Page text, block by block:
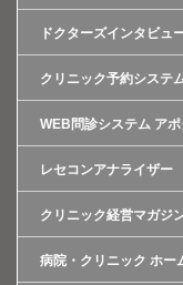
ドクターズインタビュ
クリニック予約システ
WEB問診システム ア
レセコンアナライザー
クリニック経営マガジ
病院・クリニック ホー